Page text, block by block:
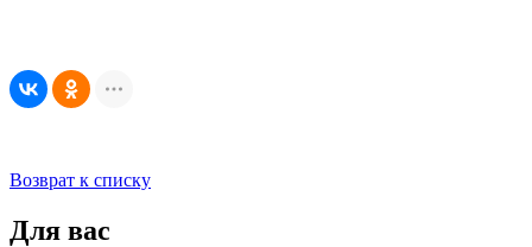
Возврат к списку
Для вас